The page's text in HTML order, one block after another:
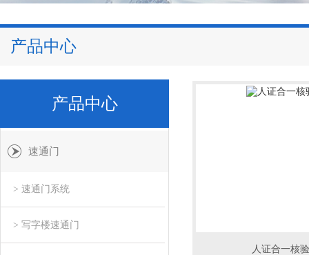
产品中心
产品中心
速通门
> 速通门系统
> 写字楼速通门
人证合一核